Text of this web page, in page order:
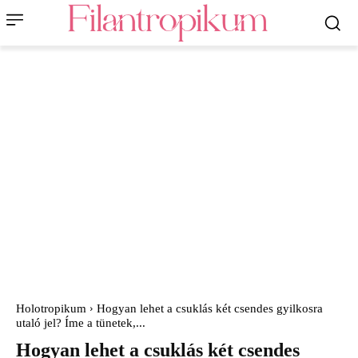
Holotropikum
Hogyan lehet a csuklás két csendes gyilkosra
utaló jel? Íme a tünetek,...
Hogyan lehet a csuklás két csendes